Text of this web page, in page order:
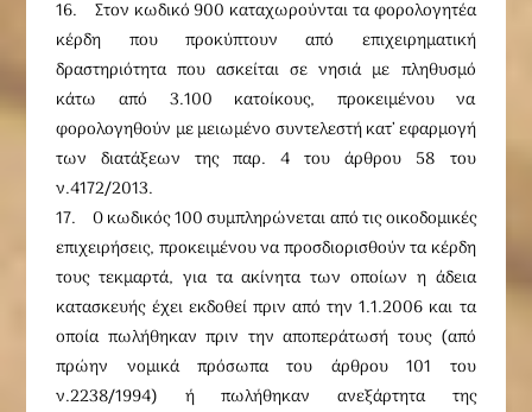
16. Στον κωδικό 900 καταχωρούνται τα φορολογητέα
κέρδη που προκύπτουν από επιχειρηματική
δραστηριότητα που ασκείται σε νησιά με πληθυσμό
κάτω από 3.100 κατοίκους, προκειμένου να
φορολογηθούν με μειωμένο συντελεστή κατ’ εφαρμογή
των διατάξεων της παρ. 4 του άρθρου 58 του
ν.4172/2013.
17. Ο κωδικός 100 συμπληρώνεται από τις οικοδομικές
επιχειρήσεις, προκειμένου να προσδιορισθούν τα κέρδη
τους τεκμαρτά, για τα ακίνητα των οποίων η άδεια
κατασκευής έχει εκδοθεί πριν από την 1.1.2006 και τα
οποία πωλήθηκαν πριν την αποπεράτωσή τους (από
πρώην νομικά πρόσωπα του άρθρου 101 του
ν.2238/1994) ή πωλήθηκαν ανεξάρτητα της